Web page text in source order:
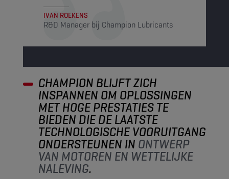
IVAN ROEKENS
R&D Manager bij Champion Lubricants
CHAMPION BLIJFT ZICH
INSPANNEN OM OPLOSSINGEN
MET HOGE PRESTATIES TE
BIEDEN DIE DE LAATSTE
TECHNOLOGISCHE VOORUITGANG
ONDERSTEUNEN IN ONTWERP
VAN MOTOREN EN WETTELIJKE
NALEVING.